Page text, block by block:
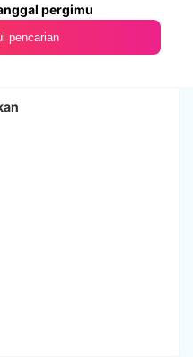
pergimu
pencarian